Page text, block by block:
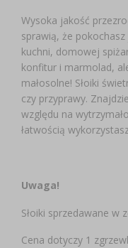
Wysoka jakość
sprawią, że
kuchni, domowej
konfitur i marmolad,
małosolne! Słoiki
czy przyprawy.
względu na
łatwością
Uwaga!
Słoiki sprzedawane w
Cena dotyczy 1